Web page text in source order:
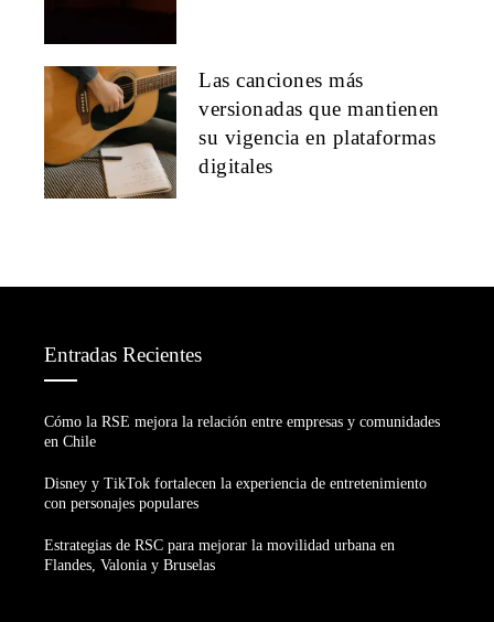
Las canciones más
versionadas que mantienen
su vigencia en plataformas
digitales
Entradas Recientes
Cómo la RSE mejora la relación entre empresas y comunidades
en Chile
Disney y TikTok fortalecen la experiencia de entretenimiento
con personajes populares
Estrategias de RSC para mejorar la movilidad urbana en
Flandes, Valonia y Bruselas